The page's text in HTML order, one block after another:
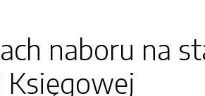
naboru na
Księgowej